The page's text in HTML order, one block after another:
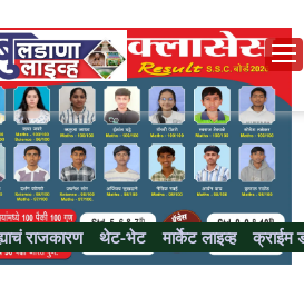
राजकारण थेट-भेट मार्केट लाइव्ह क्राईम